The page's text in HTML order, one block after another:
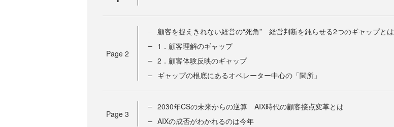
Page 2
顧客を捉えきれない経営の“死角” 経営判断を鈍らせる2つのギャップとは
1．顧客理解のギャップ
2．顧客体験反映のギャップ
ギャップの根底にあるオペレーター中心の「関所」
Page 3
2030年CSの未来からの逆算 AIX時代の顧客接点変革とは
AIXの成否がわかれるのは今年